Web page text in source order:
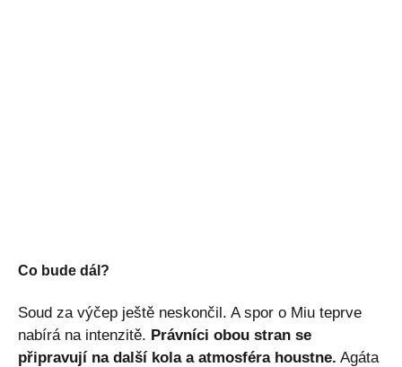
Co bude dál?
Soud za výčep ještě neskončil. A spor o Miu teprve
nabírá na intenzitě. Právníci obou stran se
připravují na další kola a atmosféra houstne. Agáta